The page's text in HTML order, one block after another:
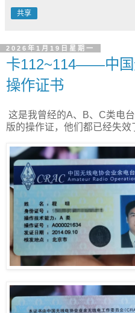
共享
2026年1月19日星期一
卡112~114——中国
操作证书
这是我曾经的A、B、C类电
版的操作证，他们都已经失效